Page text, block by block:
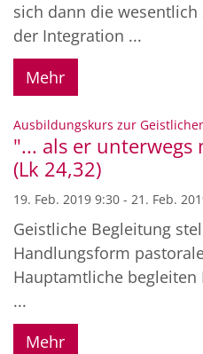
sich dann die wesentlich
der Integration ...
Mehr
Ausbildungskurs zur
"... als er unterwegs
(Lk 24,32)
19. Feb. 2019 9:30 - 21. Feb.
Geistliche Begleitung
Handlungsform
Hauptamtliche begleiten
...
Mehr